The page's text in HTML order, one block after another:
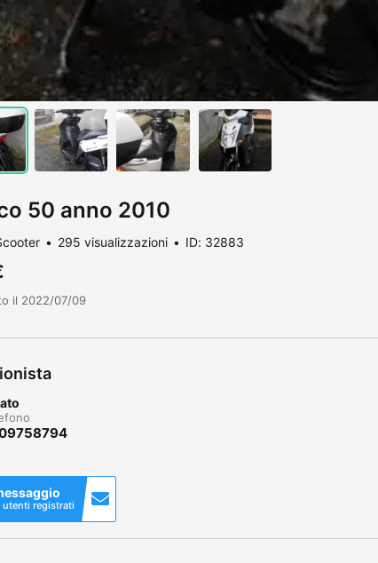
50 anno 2010
295 visualizzazioni ID: 32883
il 2022/07/09
utenti registrati